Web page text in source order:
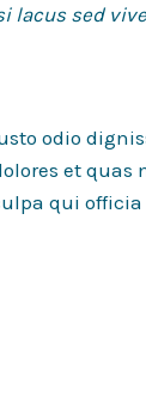
lacus sed
odio
et
qui